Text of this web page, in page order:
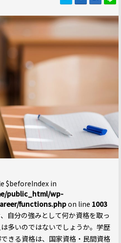
$beforeIndex in
public_html/wp-
functions.phpon line 1003
自分の強みとして何か資格を取っ
多いのではないでしょうか。学歴
きる資格は、国家資格・民間資格